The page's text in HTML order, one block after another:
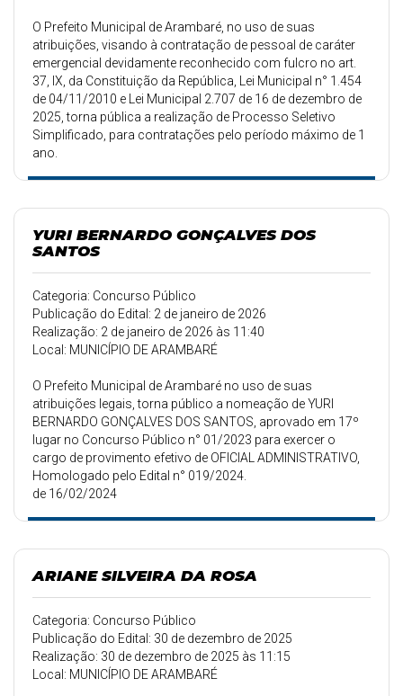
O Prefeito Municipal de Arambaré, no uso de suas
atribuições, visando à contratação de pessoal de caráter
emergencial devidamente reconhecido com fulcro no art.
37, IX, da Constituição da República, Lei Municipal n° 1.454
de 04/11/2010 e Lei Municipal 2.707 de 16 de dezembro de
2025, torna pública a realização de Processo Seletivo
Simplificado, para contratações pelo período máximo de 1
ano.
YURI BERNARDO GONÇALVES DOS
SANTOS
Categoria: Concurso Público
Publicação do Edital: 2 de janeiro de 2026
Realização: 2 de janeiro de 2026 às 11:40
Local: MUNICÍPIO DE ARAMBARÉ
O Prefeito Municipal de Arambaré no uso de suas
atribuições legais, torna público a nomeação de YURI
BERNARDO GONÇALVES DOS SANTOS, aprovado em 17º
lugar no Concurso Público n° 01/2023 para exercer o
cargo de provimento efetivo de OFICIAL ADMINISTRATIVO,
Homologado pelo Edital n° 019/2024.
de 16/02/2024
ARIANE SILVEIRA DA ROSA
Categoria: Concurso Público
Publicação do Edital: 30 de dezembro de 2025
Realização: 30 de dezembro de 2025 às 11:15
Local: MUNICÍPIO DE ARAMBARÉ